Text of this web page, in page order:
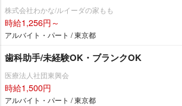
株式会社わかな/ルイーダの家もも
時給1,256円～
アルバイト・パート / 東京都
歯科助手/未経験OK・ブランクOK
医療法人社団東興会
時給1,500円
アルバイト・パート / 東京都